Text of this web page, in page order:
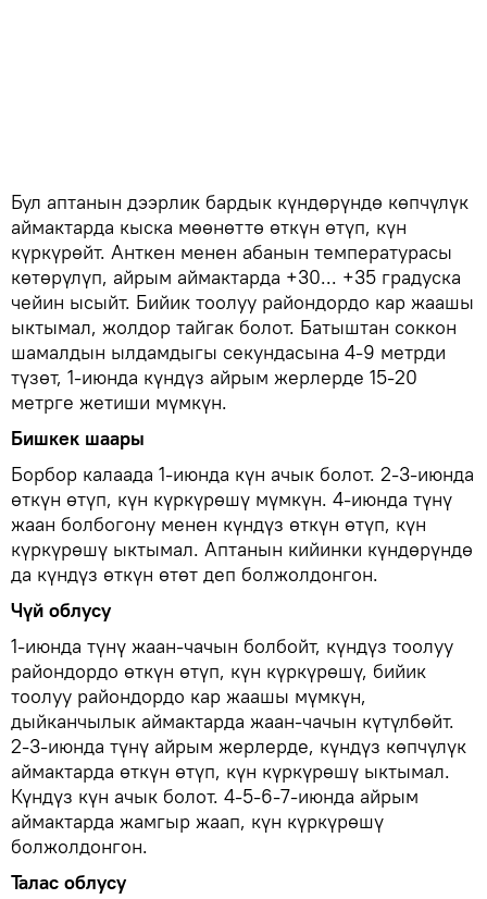
Бул аптанын дээрлик бардык күндөрүндө көпчүлүк
аймактарда кыска мөөнөттө өткүн өтүп, күн
күркүрөйт. Анткен менен абанын температурасы
көтөрүлүп, айрым аймактарда +30... +35 градуска
чейин ысыйт. Бийик тоолуу райондордо кар жаашы
ыктымал, жолдор тайгак болот. Батыштан соккон
шамалдын ылдамдыгы секундасына 4-9 метрди
түзөт, 1-июнда күндүз айрым жерлерде 15-20
метрге жетиши мүмкүн.
Бишкек шаары
Борбор калаада 1-июнда күн ачык болот. 2-3-июнда
өткүн өтүп, күн күркүрөшү мүмкүн. 4-июнда түнү
жаан болбогону менен күндүз өткүн өтүп, күн
күркүрөшү ыктымал. Аптанын кийинки күндөрүндө
да күндүз өткүн өтөт деп болжолдонгон.
Чүй облусу
1-июнда түнү жаан-чачын болбойт, күндүз тоолуу
райондордо өткүн өтүп, күн күркүрөшү, бийик
тоолуу райондордо кар жаашы мүмкүн,
дыйканчылык аймактарда жаан-чачын күтүлбөйт.
2-3-июнда түнү айрым жерлерде, күндүз көпчүлүк
аймактарда өткүн өтүп, күн күркүрөшү ыктымал.
Күндүз күн ачык болот. 4-5-6-7-июнда айрым
аймактарда жамгыр жаап, күн күркүрөшү
болжолдонгон.
Талас облусу